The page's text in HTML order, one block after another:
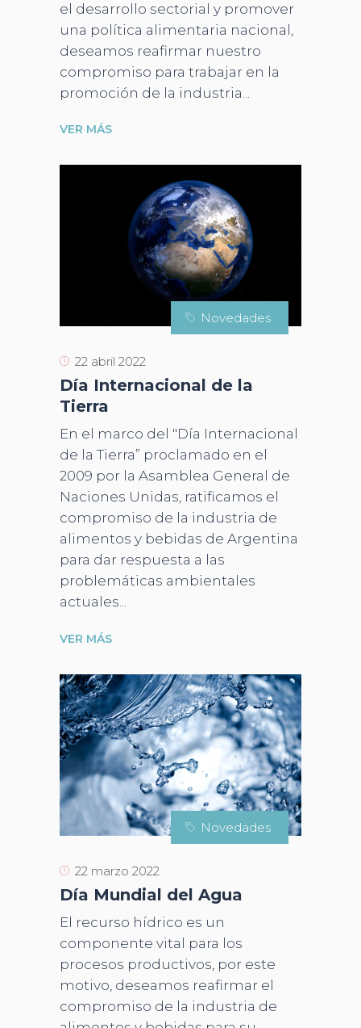
el desarrollo sectorial y promover
una política alimentaria nacional,
deseamos reafirmar nuestro
compromiso para trabajar en la
promoción de la industria
VER MÁS
Novedades
22 abril 2022
Día Internacional de la
Tierra
En el marco del "Día Internacional
de la Tierra” proclamado en el
2009 por la Asamblea General de
Naciones Unidas, ratificamos el
compromiso de la industria de
alimentos y bebidas de Argentina
para dar respuesta a las
problemáticas ambientales
actuales
VER MÁS
Novedades
22 marzo 2022
Día Mundial del Agua
El recurso hídrico es un
componente vital para los
procesos productivos, por este
motivo, deseamos reafirmar el
compromiso de la industria de